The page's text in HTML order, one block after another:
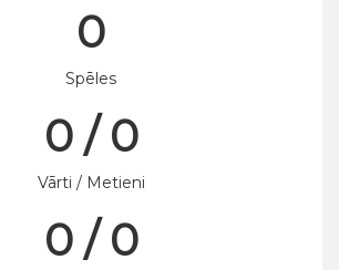
0
Spēles
0 / 0
Vārti / Metieni
0 / 0